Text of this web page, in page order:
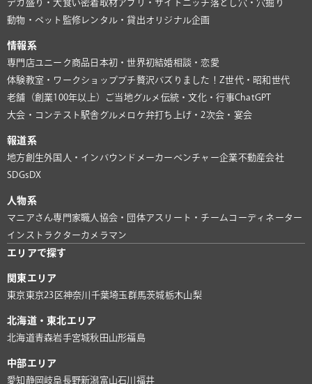
デカ盛り・大食い密着取材アプリ・サイト ニッチ落とし穴・穴掘り
動物・ペット 監修 レンタル・貸出オリジナル企画
情報系
専門店ユニーク商品 日本初・世界初結婚相談・恋愛
体験教室・ワークショッププチ贅沢バズりました！ Z世代・昭和世代
老舗（創業100年以上）
ご当地グルメ 伝統・文化・行事ChatGPT
大会・コンテスト 駅舎グルメ ロケ弁打ち上げ・2次会・宴会
報道系
地方創生外国人・インバウンド メーカー ベンチャー企業不動産会社
SDGs DX
人物系
マニアさん専門家 職人 協会・団体アスリート・チーム コーディネーター
インストラクターカメラマン
エリアで探す
関東エリア
東京 東京23区神奈川 千葉埼玉群馬茨城栃木山梨
北海道・東北エリア
北海道青森岩手宮城秋田 山形福島
中部エリア
愛知 静岡 岐阜長野新潟富山石川 福井